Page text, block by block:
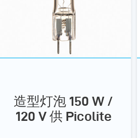
造型灯泡 150 W /
120 V 供 Picolite